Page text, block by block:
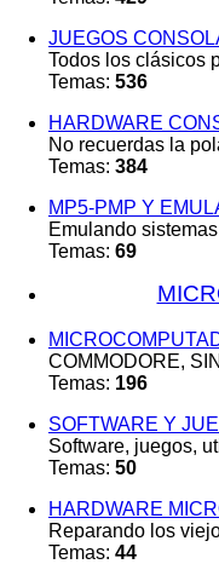
JUEGOS
Todos los clásicos
Temas: 536
HARDWARE
No recuerdas la
Temas: 384
MP5-PMP Y
Emulando
Temas: 69
COMMODORE,
Temas: 196
SOFTWARE Y
Software, juegos,
Temas: 50
HARDWARE
Reparando los
Temas: 44